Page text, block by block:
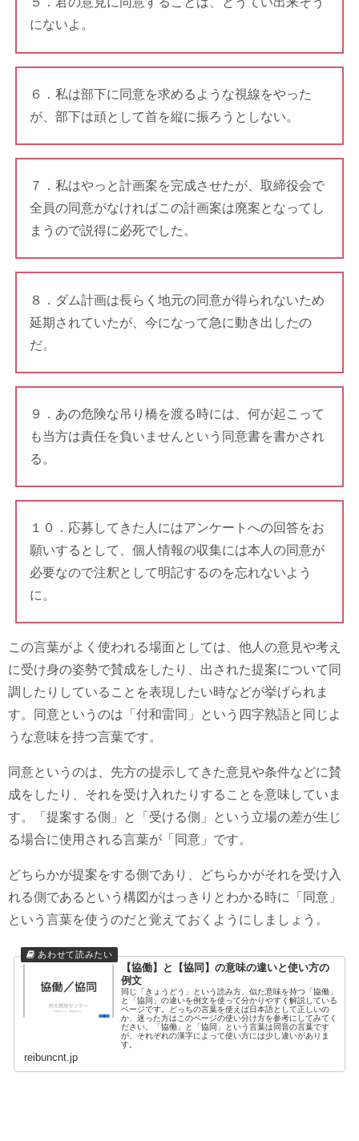
にないよ。
６．私は部下に同意を求めるような視線をやった
が、部下は頑として首を縦に振ろうとしない。
７．私はやっと計画案を完成させたが、取締役会で
全員の同意がなければこの計画案は廃案となってし
まうので説得に必死でした。
８．ダム計画は長らく地元の同意が得られないため
延期されていたが、今になって急に動き出したの
だ。
９．あの危険な吊り橋を渡る時には、何が起こって
も当方は責任を負いませんという同意書を書かされ
る。
１０．応募してきた人にはアンケートへの回答をお
願いするとして、個人情報の収集には本人の同意が
必要なので注釈として明記するのを忘れないよう
に。
この言葉がよく使われる場面としては、他人の意見や考え
に受け身の姿勢で賛成をしたり、出された提案について同
調したりしていることを表現したい時などが挙げられま
す。同意というのは「付和雷同」という四字熟語と同じよ
うな意味を持つ言葉です。
同意というのは、先方の提示してきた意見や条件などに賛
成をしたり、それを受け入れたりすることを意味していま
す。「提案する側」と「受ける側」という立場の差が生じ
る場合に使用される言葉が「同意」です。
どちらかが提案をする側であり、どちらかがそれを受け入
れる側であるという構図がはっきりとわかる時に「同意」
という言葉を使うのだと覚えておくようにしましょう。
【協働】と【協同】の意味の違いと使い方の
例文
同じ「きょうどう」という読み方、似た意味を持つ「協働」
と「協同」の違いを例文を使って分かりやすく解説している
ページです。どっちの言葉を使えば日本語として正しいの
か、迷った方はこのページの使い分け方を参考にしてみてく
ださい。「協働」と「協同」という言葉は同音の言葉です
が、それぞれの漢字によって使い方には少し違いがありま
す。
reibuncnt.jp